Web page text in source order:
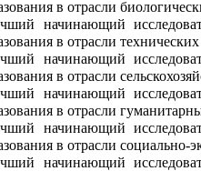
в отрасли
начинающий
в отрасли
начинающий
в отрасли
начинающий
в отрасли
начинающий
в отрасли
начинающий